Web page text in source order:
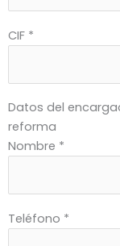
CIF *
Datos del
reforma
Nombre *
Teléfono *